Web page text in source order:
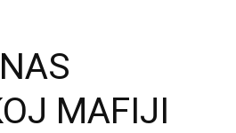
MAFIJI